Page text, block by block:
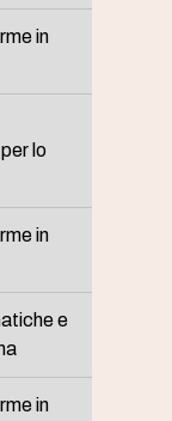
in
lo
in
e
in